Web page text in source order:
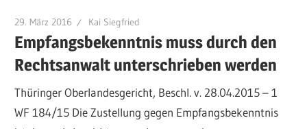
29. März 2016 Kai Siegfried
Empfangsbekenntnis muss durch den
Rechtsanwalt unterschrieben werden
Thüringer Oberlandesgericht, Beschl. v. 28.04.2015 – 1
WF 184/15 Die Zustellung gegen Empfangsbekenntnis